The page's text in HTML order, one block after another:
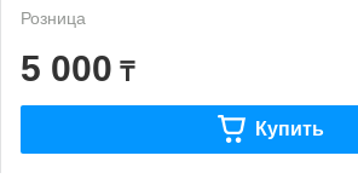
Розница
5 000 ₸
Купить